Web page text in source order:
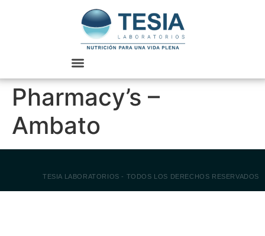
Pharmacy’s –
Ambato
TESIA LABORATORIOS - TODOS LOS DERECHOS RESERVADOS